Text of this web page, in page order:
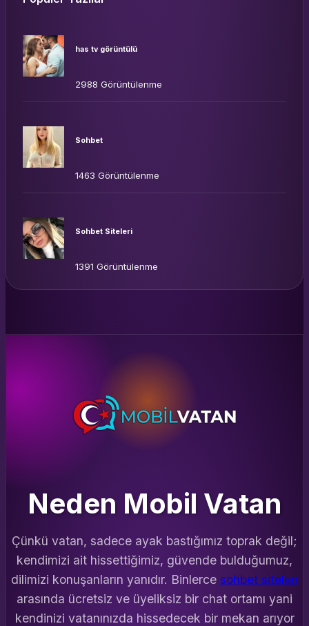
has tv görüntülü
2988 Görüntülenme
Sohbet
1463 Görüntülenme
Sohbet Siteleri
1391 Görüntülenme
Neden Mobil Vatan
Çünkü vatan, sadece ayak bastığımız toprak değil;
kendimizi ait hissettiğimiz, güvende bulduğumuz,
dilimizi konuşanların yanıdır. Binlerce sohbet siteleri
arasında ücretsiz ve üyeliksiz bir chat ortamı yani
kendinizi vatanınızda hissedecek bir mekan arıyor